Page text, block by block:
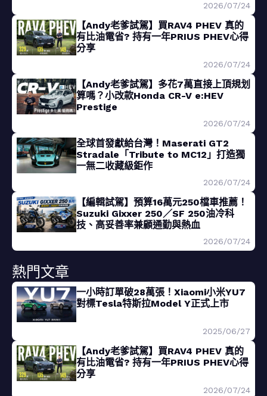
2026/07/24
【Andy老爹試駕】買RAV4 PHEV 真的
有比油電省? 持有一年PRIUS PHEV心得
分享
2026/07/24
【Andy老爹試駕】多花7萬直接上頂規划
算嗎？小改款Honda CR-V e:HEV
Prestige
2026/07/24
全球首發獻給台灣！Maserati GT2
Stradale「Tribute to MC12」打造獨
一無二收藏級鉅作
2026/07/24
【編輯試駕】預算16萬元250檔車推薦！
Suzuki Gixxer 250／SF 250油冷科
技、高妥善率兼顧通勤與熱血
2026/07/24
熱門文章
一小時訂單破28萬張！Xiaomi小米YU7
對標Tesla特斯拉Model Y正式上市
2025/06/27
【Andy老爹試駕】買RAV4 PHEV 真的
有比油電省? 持有一年PRIUS PHEV心得
分享
2026/07/24